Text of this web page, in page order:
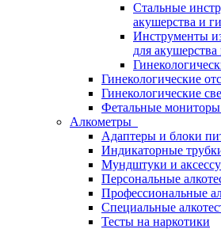
Стальные
акушерства и
Инструменты
для
Гинекологические
Гинекологические
Фетальные
Алкометры
Адаптеры и блоки
Индикаторные
Мундштуки и
Персональные
Профессиональные
Специальные
Тесты на наркотики